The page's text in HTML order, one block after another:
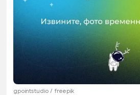
gpointstudio / freepik